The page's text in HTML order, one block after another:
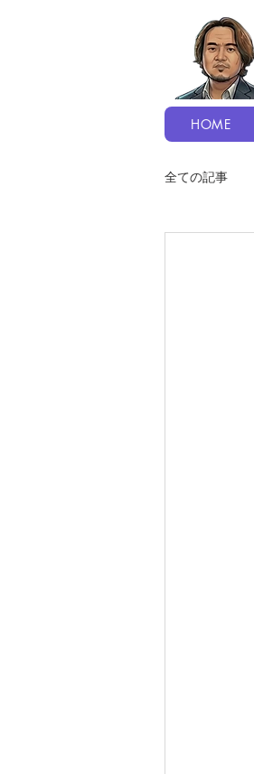
HOME
全ての記事